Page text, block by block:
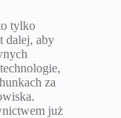
tylko
dalej, aby
za
już